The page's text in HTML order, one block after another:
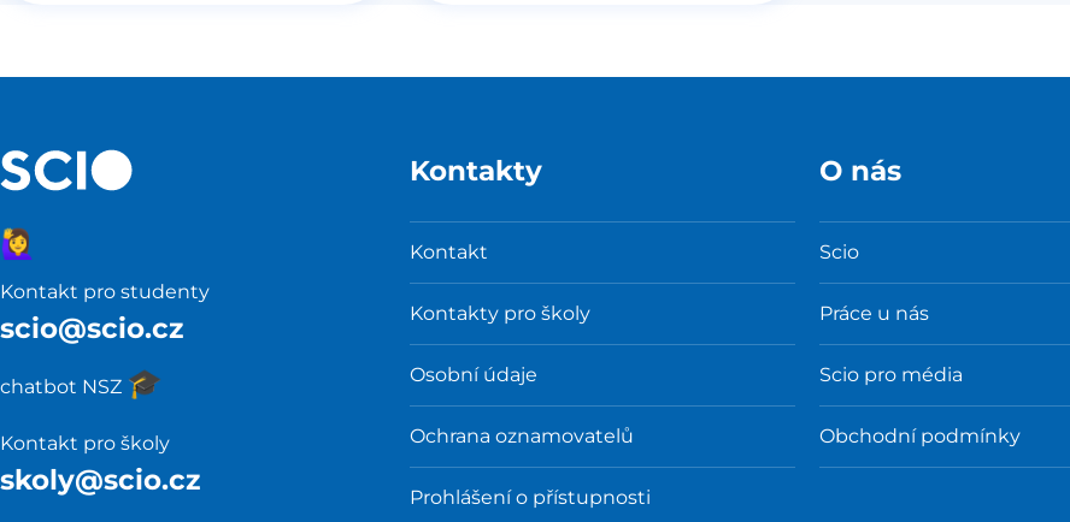
Kontakt pro studenty
scio@scio.cz
chatbot NSZ 🎓️
🙋‍♀️
Kontakt pro školy
skoly@scio.cz
Kontakty
Kontakt
Kontakty pro školy
Osobní údaje
Ochrana oznamovatelů
Prohlášení o přístupnosti
O nás
Scio
Práce u nás
Scio pro média
Obchodní podmínky